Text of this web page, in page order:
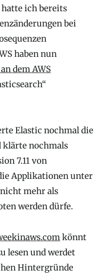
hatte ich bereits
bei
haben nun
dem AWS
Elastic nochmal die
klärte nochmals
7.11 von
Applikationen unter
mehr als
werden dürfe.
könnt
lesen und werdet
Hintergründe